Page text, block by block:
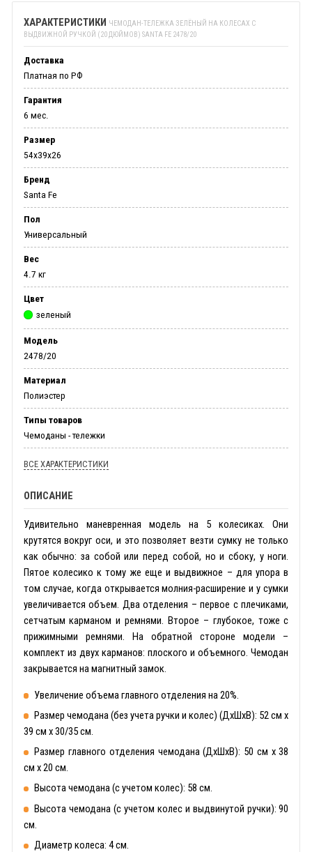
ХАРАКТЕРИСТИКИ ЧЕМОДАН-ТЕЛЕЖКА ЗЕЛЁНЫЙ НА КОЛЕСАХ С
ВЫДВИЖНОЙ РУЧКОЙ (20 ДЮЙМОВ) SANTA FE 2478/20
Доставка
Платная по РФ
Гарантия
6 мес.
Размер
54x39x26
Бренд
Santa Fe
Пол
Универсальный
Вес
4.7 кг
Цвет
зеленый
Модель
2478/20
Материал
Полиэстер
Типы товаров
Чемоданы - тележки
ВСЕ ХАРАКТЕРИСТИКИ
ОПИСАНИЕ
Удивительно маневренная модель на 5 колесиках. Они
крутятся вокруг оси, и это позволяет везти сумку не только
как обычно: за собой или перед собой, но и сбоку, у ноги.
Пятое колесико к тому же еще и выдвижное – для упора в
том случае, когда открывается молния-расширение и у сумки
увеличивается объем. Два отделения – первое с плечиками,
сетчатым карманом и ремнями. Второе – глубокое, тоже с
прижимными ремнями. На обратной стороне модели –
комплект из двух карманов: плоского и объемного. Чемодан
закрывается на магнитный замок.
Увеличение объема главного отделения на 20%.
Размер чемодана (без учета ручки и колес) (ДхШхВ): 52 см x
39 см x 30/35 см.
Размер главного отделения чемодана (ДхШхВ): 50 см x 38
см x 20 см.
Высота чемодана (с учетом колес): 58 см.
Высота чемодана (с учетом колес и выдвинутой ручки): 90
см.
Диаметр колеса: 4 см.